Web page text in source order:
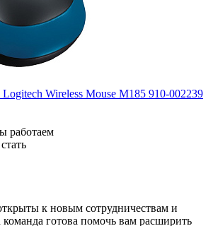
Wireless Mouse M185 910-002239
работаем
к новым сотрудничествам и
готова помочь вам расширить